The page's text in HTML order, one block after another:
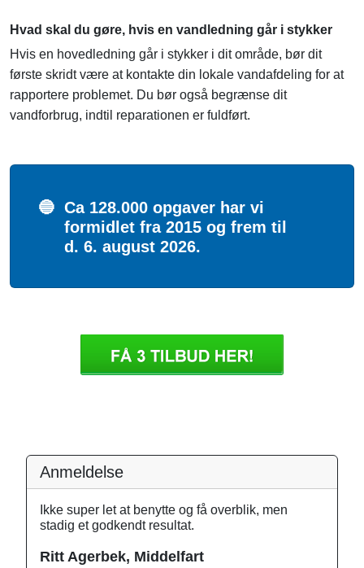
Hvad skal du gøre, hvis en vandledning går i stykker
Hvis en hovedledning går i stykker i dit område, bør dit
første skridt være at kontakte din lokale vandafdeling for at
rapportere problemet. Du bør også begrænse dit
vandforbrug, indtil reparationen er fuldført.
🔵 Ca 128.000 opgaver har vi
formidlet fra 2015 og frem til
d. 6. august 2026.
Anmeldelse
Ikke super let at benytte og få overblik, men
stadig et godkendt resultat.
Ritt Agerbek, Middelfart